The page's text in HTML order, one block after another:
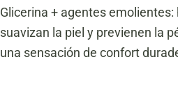
Glicerina + agentes
suavizan la piel y previenen la
una sensación de confort